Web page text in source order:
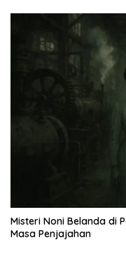
Misteri Noni Belanda di
Masa Penjajahan